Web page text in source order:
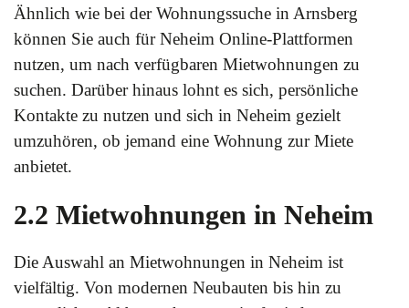
Ähnlich wie bei der Wohnungssuche in Arnsberg
können Sie auch für Neheim Online-Plattformen
nutzen, um nach verfügbaren Mietwohnungen zu
suchen. Darüber hinaus lohnt es sich, persönliche
Kontakte zu nutzen und sich in Neheim gezielt
umzuhören, ob jemand eine Wohnung zur Miete
anbietet.
2.2 Mietwohnungen in Neheim
Die Auswahl an Mietwohnungen in Neheim ist
vielfältig. Von modernen Neubauten bis hin zu